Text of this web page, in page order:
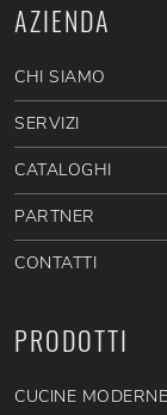
AZIENDA
CHI SIAMO
SERVIZI
CATALOGHI
PARTNER
CONTATTI
PRODOTTI
CUCINE MODERNE